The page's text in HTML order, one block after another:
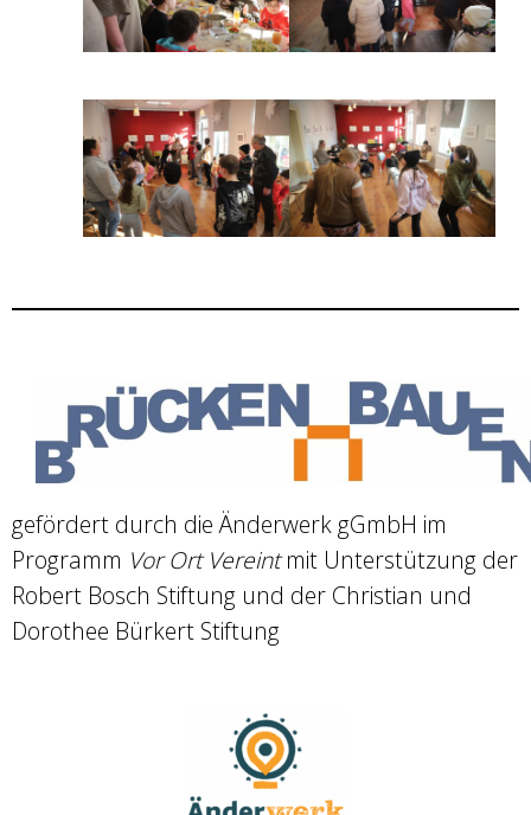
gefördert durch die Änderwerk gGmbH im
Programm Vor Ort Vereintmit Unterstützung der
Robert Bosch Stiftung und der Christian und
Dorothee Bürkert Stiftung